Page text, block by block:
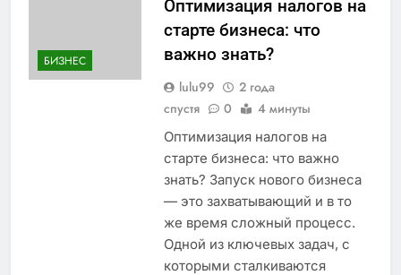
БИЗНЕС
Оптимизация налогов на
старте бизнеса: что
важно знать?
lulu99
2 года
спустя
0 4 минуты
Оптимизация налогов на
старте бизнеса: что важно
знать? Запуск нового бизнеса
— это захватывающий и в то
же время сложный процесс.
Одной из ключевых задач, с
которыми сталкиваются